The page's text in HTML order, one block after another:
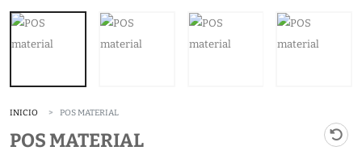
INICIO POS MATERIAL
POS MATERIAL